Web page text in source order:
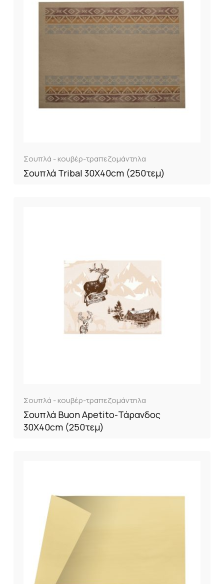
Σουπλά - κουβέρ-τραπεζομάντηλα
Σουπλά Tribal 30X40cm (250τεμ)
Σουπλά - κουβέρ-τραπεζομάντηλα
Σουπλά Buon Apetito-Τάρανδος
30Χ40cm (250τεμ)